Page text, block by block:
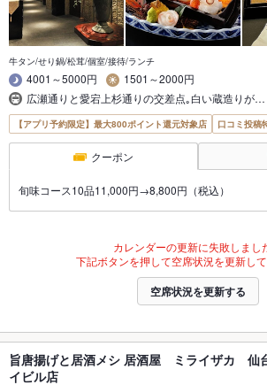
牛タン/せり鍋/松茸/個室/接待/ランチ
4001～5000円
1501～2000円
広瀬通りと愛宕上杉通りの交差点｡白い蔵造りが…
【アプリ予約限定】最大800ポイント還元対象店 口コミ投稿
クーポン
旬味コース10品11,000円→8,800円（税込）
カレンダーの更新に失敗しまし
下記ボタンを押して空席状況を更新して
空席状況を更新する
旨唐揚げと居酒メシ 居酒屋 ミライザカ 仙
イビル店